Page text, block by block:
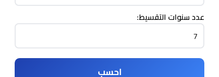
عدد سنوات التقسيط:
احسب